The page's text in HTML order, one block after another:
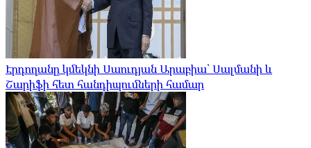
Էրդողանը կմեկնի Սաուդյան Արաբիա՝ Սալմանի և
Շարիֆի հետ հանդիպումների համար